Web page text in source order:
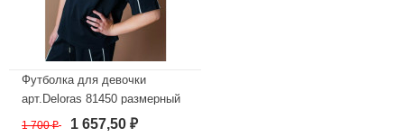
Футболка для девочки
арт.Deloras 81450 размерный
ряд 34/134- 44/164 цвет
1 700₽ 1 657,50 ₽